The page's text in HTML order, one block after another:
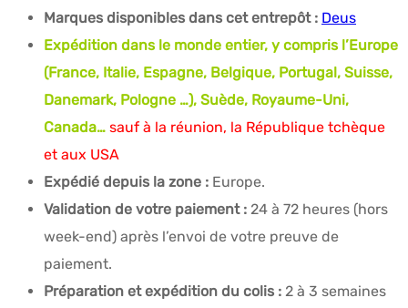
Marques disponibles dans cet entrepôt : Deus
Expédition dans le monde entier, y compris l’Europe
(France, Italie, Espagne, Belgique, Portugal, Suisse,
Danemark, Pologne …), Suède, Royaume-Uni,
Canada… sauf à la réunion, la République tchèque
et aux USA
Expédié depuis la zone : Europe.
Validation de votre paiement : 24 à 72 heures (hors
week-end) après l’envoi de votre preuve de
paiement.
Préparation et expédition du colis : 2 à 3 semaines